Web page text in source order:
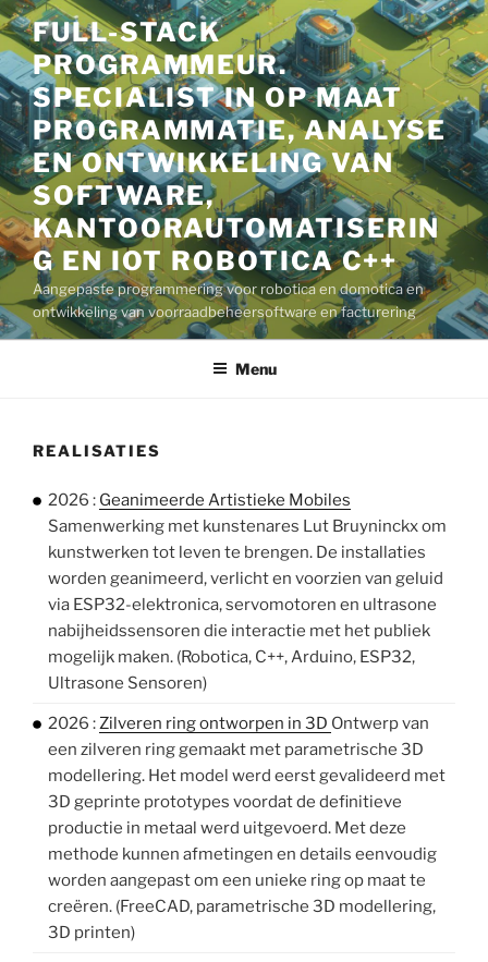
Spring
naar
de
inhoud
FULL-STACK
PROGRAMMEUR.
SPECIALIST IN OP MAAT
PROGRAMMATIE, ANALYSE
EN ONTWIKKELING VAN
SOFTWARE,
KANTOORAUTOMATISERIN
G EN IOT ROBOTICA C++
Aangepaste programmering voor robotica en domotica en
ontwikkeling van voorraadbeheersoftware en facturering
Menu
REALISATIES
2026 : Geanimeerde Artistieke Mobiles
Samenwerking met kunstenares Lut Bruyninckx om
kunstwerken tot leven te brengen. De installaties
worden geanimeerd, verlicht en voorzien van geluid
via ESP32-elektronica, servomotoren en ultrasone
nabijheidssensoren die interactie met het publiek
mogelijk maken. (Robotica, C++, Arduino, ESP32,
Ultrasone Sensoren)
2026 :Zilveren ring ontworpen in 3D Ontwerp van
een zilveren ring gemaakt met parametrische 3D
modellering. Het model werd eerst gevalideerd met
3D geprinte prototypes voordat de definitieve
productie in metaal werd uitgevoerd. Met deze
methode kunnen afmetingen en details eenvoudig
worden aangepast om een unieke ring op maat te
creëren. (FreeCAD, parametrische 3D modellering,
3D printen)